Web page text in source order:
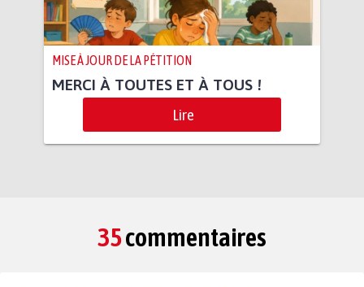
MISE À JOUR DE LA PÉTITION
MERCI À TOUTES ET À TOUS !
Lire
35commentaires